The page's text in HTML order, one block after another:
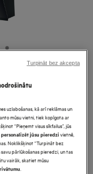
60 cm
nosūcēja troksni.
līdz minimumam
svaigāku gaisu.
uzlabošanas, kā arī reklāmas un
mūsu vietni, tiek kopīgota ar
“Pieņemt visus sīkfailus”, jūs
personalizēt jūsu pieredzivietnē,
Noklikšķinot “Turpināt bez
pārlūkošanas pieredzi, un tas
vairāk, skatiet mūsu
.
Turpināt bez akcepta